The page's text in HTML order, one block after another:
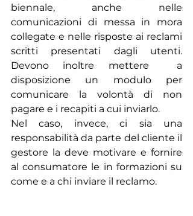
biennale, anche nelle
comunicazioni di messa in mora
collegate e nelle risposte ai reclami
scritti presentati dagli utenti.
Devono inoltre mettere  a
disposizione un modulo per
comunicare la volontà di non
pagare e i recapiti a cui inviarlo.
Nel caso, invece, ci sia una
responsabilità da parte del cliente il
gestore la deve motivare e fornire
al consumatore le in formazioni su
come e a chi inviare il reclamo.